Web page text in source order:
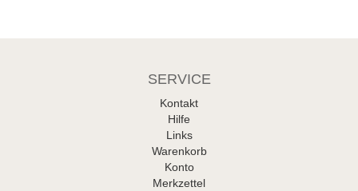
SERVICE
Kontakt
Hilfe
Links
Warenkorb
Konto
Merkzettel